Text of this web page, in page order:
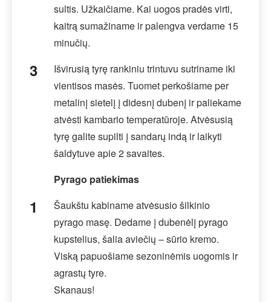
sultis. Užkaičiame. Kai uogos pradės virti,
kaitrą sumažiname ir palengva verdame 15
minučių.
Išvirusią tyrę rankiniu trintuvu sutriname iki
vientisos masės. Tuomet perkošiame per
metalinį sietelį į didesnį dubenį ir paliekame
atvėsti kambario temperatūroje. Atvėsusią
tyrę galite supilti į sandarų indą ir laikyti
šaldytuve apie 2 savaites.
Pyrago patiekimas
Šaukštu kabiname atvėsusio šilkinio
pyrago masę. Dedame į dubenėlį pyrago
kupstelius, šalia aviečių – sūrio kremo.
Viską papuošiame sezoninėmis uogomis ir
agrastų tyre.
Skanaus!